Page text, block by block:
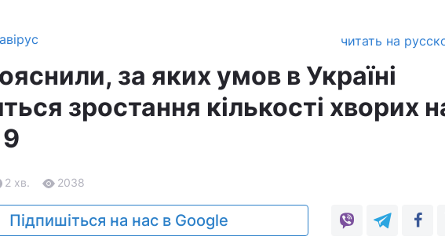
читать на
за яких умов в Україні
зростання кількості хворих
2 хв. 2038
Підпишіться на нас в Google